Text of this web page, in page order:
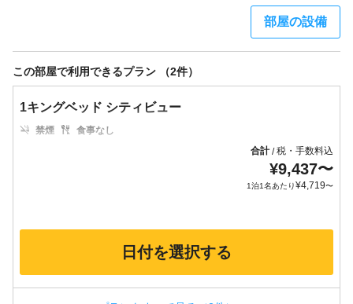
部屋の設備
この部屋で利用できるプラン （2件）
1キングベッド シティビュー
禁煙
食事なし
合計/税・手数料込
¥9,437〜
1泊1名あたり¥4,719〜
日付を選択する